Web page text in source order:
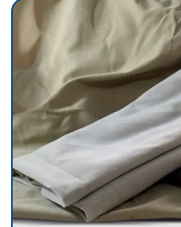
Folha de papel camurça
Folha de papel crepom parafinado
Folha de papel de seda atacado
Folha de papel veludo
Folha de seda fluorescente
Fornecedor de algodão flocado
Fornecedor de cartolina camurça
Fornecedor de crepom parafinado